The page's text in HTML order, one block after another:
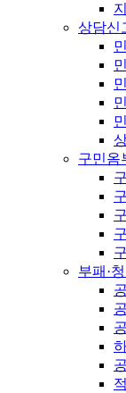
상담신
구민옴
부패·